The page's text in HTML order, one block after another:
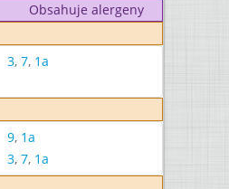
Obsahuje alergeny
3, 7, 1a
9, 1a
3, 7, 1a